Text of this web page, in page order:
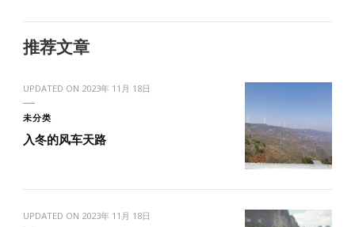
推荐文章
UPDATED ON 2023年 11月 18日
未分类
入冬的风车天路
UPDATED ON 2023年 11月 18日